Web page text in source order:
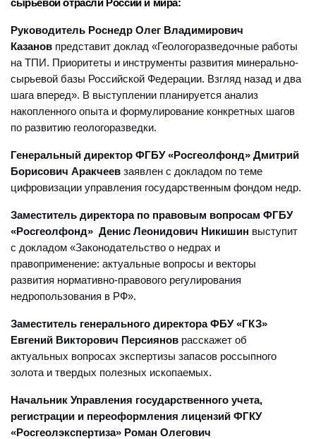
сырьевой отрасли России и мира:
Руководитель Роснедр Олег Владимирович
Казанов представит доклад «Геологоразведочные работы
на ТПИ. Приоритеты и инструменты развития минерально-
сырьевой базы Российской Федерации. Взгляд назад и два
шага вперед». В выступлении планируется анализ
накопленного опыта и формулирование конкретных шагов
по развитию геологоразведки.
Генеральный директор ФГБУ «Росгеолфонд» Дмитрий
Борисович Аракчеев заявлен с докладом по теме
цифровизации управления государственным фондом недр.
Заместитель директора по правовым вопросам ФГБУ
«Росгеолфонд» Денис Леонидович Никишин выступит
с докладом «Законодательство о недрах и
правоприменение: актуальные вопросы и векторы
развития нормативно-правового регулирования
недропользования в РФ».
Заместитель генерального директора ФБУ «ГКЗ»
Евгений Викторович Персиянов расскажет об
актуальных вопросах экспертизы запасов россыпного
золота и твердых полезных ископаемых.
Начальник Управления государственного учета,
регистрации и переоформления лицензий ФГКУ
«Росгеолэкспертиза» Роман Олегович